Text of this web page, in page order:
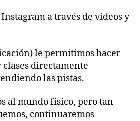
a través de videos y
le permitimos hacer
directamente
las pistas.
al mundo físico, pero tan
continuaremos